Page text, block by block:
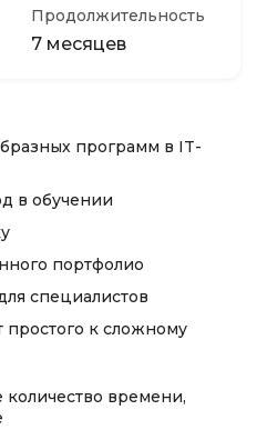
Продолжительность
7 месяцев
программ в IT-
в обучении
портфолио
специалистов
к сложному
количество времени,